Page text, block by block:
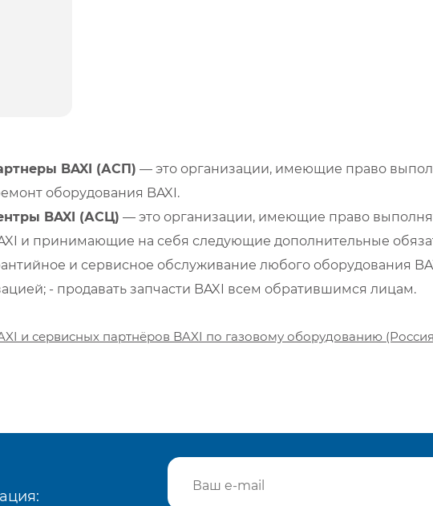
BAXI (АСП) — это организации, имеющие право
оборудования BAXI.
BAXI (АСЦ) — это организации, имеющие право
и принимающие на себя следующие дополнительные
и сервисное обслуживание любого оборудования
- продавать запчасти BAXI всем обратившимся лицам.
и сервисных партнёров BAXI по газовому оборудованию